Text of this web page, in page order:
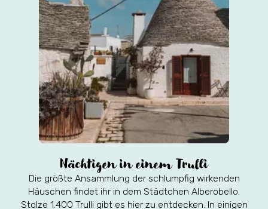
Nächtigen in einem Trulli
Die größte Ansammlung der schlumpfig wirkenden
Häuschen findet ihr in dem Städtchen Alberobello.
Stolze 1.400 Trulli gibt es hier zu entdecken. In einigen